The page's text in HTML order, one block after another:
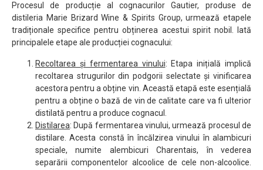
Procesul de producție al cognacurilor Gautier, produse de
distileria Marie Brizard Wine & Spirits Group, urmează etapele
tradiționale specifice pentru obținerea acestui spirit nobil. Iată
principalele etape ale producției cognacului:
Recoltarea și fermentarea vinului: Etapa inițială implică
recoltarea strugurilor din podgorii selectate și vinificarea
acestora pentru a obține vin. Această etapă este esențială
pentru a obține o bază de vin de calitate care va fi ulterior
distilată pentru a produce cognacul.
Distilarea: După fermentarea vinului, urmează procesul de
distilare. Acesta constă în încălzirea vinului în alambicuri
speciale, numite alembicuri Charentais, în vederea
separării componentelor alcoolice de cele non-alcoolice.